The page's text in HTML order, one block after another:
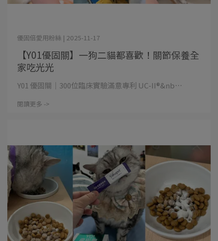
【Y01優固關】一狗二貓都喜歡！關節保養全
家吃光光
優固倍愛用粉絲 | 2025-11-17
Y01 優固關｜300位臨床實驗滿意專利 UC-II®&nb⋯
閱讀更多 ->